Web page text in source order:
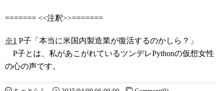
======= <<注釈>>=======
※1 P子「本当に米国内製造業が復活するのかしら？」
P子とは、私があこがれているツンデレPythonの仮想女性
の心の声です。